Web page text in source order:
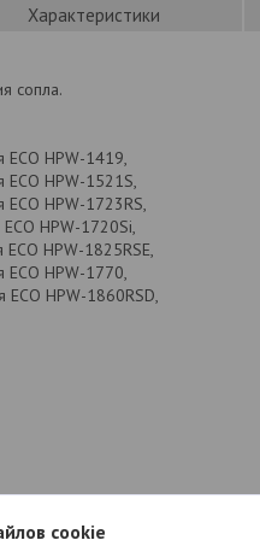
Характеристики
сопла.
ECO HPW-1419,
ECO HPW-1521S,
HPW-1723RS,
HPW-1720Si,
HPW-1825RSE,
ECO HPW-1770,
ECO HPW-1860RSD,
cookie